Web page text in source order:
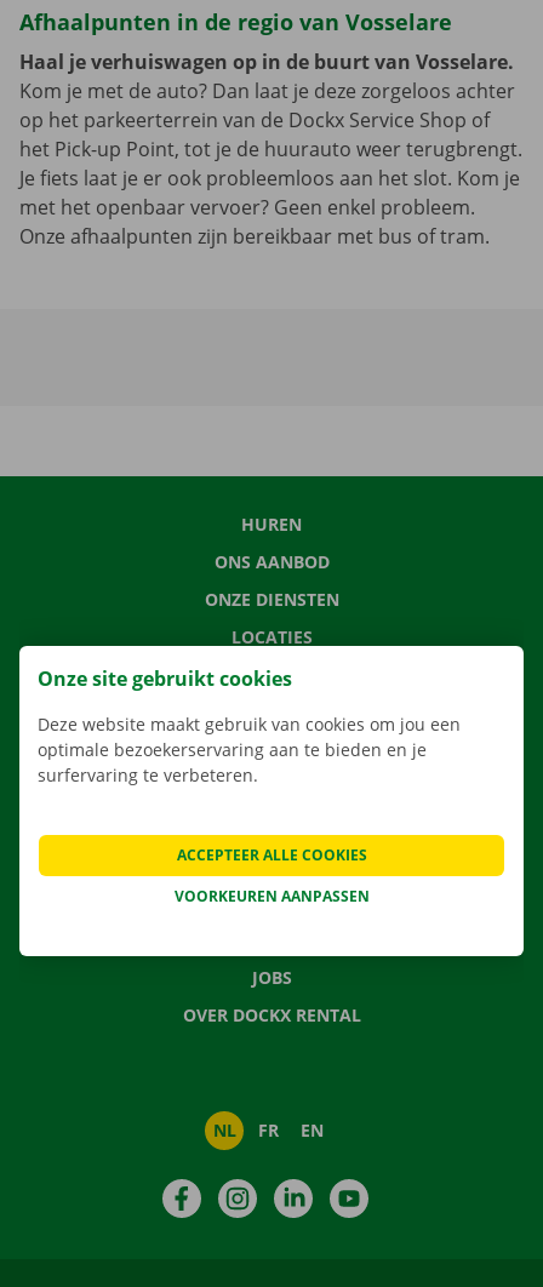
Afhaalpunten in de regio van Vosselare
Haal je verhuiswagen op in de buurt van Vosselare.
Kom je met de auto? Dan laat je deze zorgeloos achter
op het parkeerterrein van de Dockx Service Shop of
het Pick-up Point, tot je de huurauto weer terugbrengt.
Je fiets laat je er ook probleemloos aan het slot. Kom je
met het openbaar vervoer? Geen enkel probleem.
Onze afhaalpunten zijn bereikbaar met bus of tram.
HUREN
ONS AANBOD
ONZE DIENSTEN
LOCATIES
APP
VERHUISOPLOSSINGEN
VEELGESTELDE VRAGEN
NIEUWS
JOBS
OVER DOCKX RENTAL
NL FR EN
FacebookInstagramLinkedIn
Onze site gebruikt cookies
Deze website maakt gebruik van cookies om jou een
optimale bezoekerservaring aan te bieden en je
surfervaring te verbeteren.
VOORKEUREN AANPASSEN
ACCEPTEER ALLE COOKIES